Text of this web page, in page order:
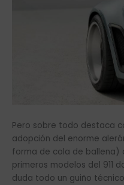
Pero sobre todo destaca
adopción del enorme
forma de cola de ballena)
primeros modelos del 911
duda todo un guiño